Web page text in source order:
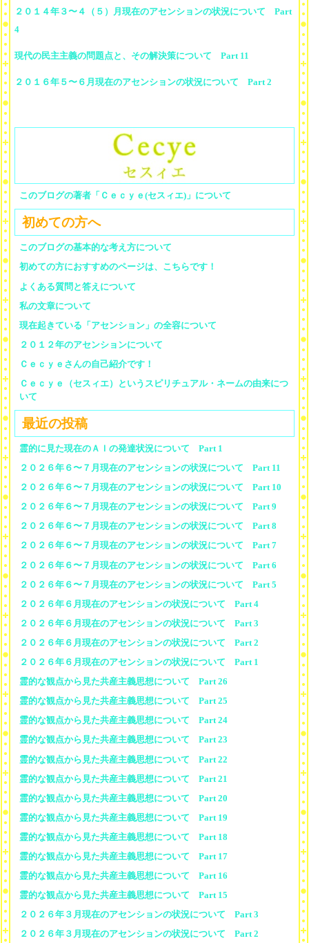
２０１４年３〜４（５）月現在のアセンションの状況について Part
4
現代の民主主義の問題点と、その解決策について Part 11
２０１６年５〜６月現在のアセンションの状況について Part 2
このブログの著者「Ｃｅｃｙｅ(セスィエ)」について
初めての方へ
このブログの基本的な考え方について
初めての方におすすめのページは、こちらです！
よくある質問と答えについて
私の文章について
現在起きている「アセンション」の全容について
２０１２年のアセンションについて
Ｃｅｃｙｅさんの自己紹介です！
Ｃｅｃｙｅ（セスィエ）というスピリチュアル・ネームの由来につ
いて
最近の投稿
霊的に見た現在のＡＩの発達状況について Part 1
２０２６年６〜７月現在のアセンションの状況について Part 11
２０２６年６〜７月現在のアセンションの状況について Part 10
２０２６年６〜７月現在のアセンションの状況について Part 9
２０２６年６〜７月現在のアセンションの状況について Part 8
２０２６年６〜７月現在のアセンションの状況について Part 7
２０２６年６〜７月現在のアセンションの状況について Part 6
２０２６年６〜７月現在のアセンションの状況について Part 5
２０２６年６月現在のアセンションの状況について Part 4
２０２６年６月現在のアセンションの状況について Part 3
２０２６年６月現在のアセンションの状況について Part 2
２０２６年６月現在のアセンションの状況について Part 1
霊的な観点から見た共産主義思想について Part 26
霊的な観点から見た共産主義思想について Part 25
霊的な観点から見た共産主義思想について Part 24
霊的な観点から見た共産主義思想について Part 23
霊的な観点から見た共産主義思想について Part 22
霊的な観点から見た共産主義思想について Part 21
霊的な観点から見た共産主義思想について Part 20
霊的な観点から見た共産主義思想について Part 19
霊的な観点から見た共産主義思想について Part 18
霊的な観点から見た共産主義思想について Part 17
霊的な観点から見た共産主義思想について Part 16
霊的な観点から見た共産主義思想について Part 15
２０２６年３月現在のアセンションの状況について Part 3
２０２６年３月現在のアセンションの状況について Part 2